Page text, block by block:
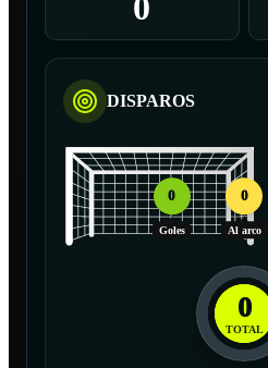
DISPAROS
0
Goles
0
Al arco
0
TOTAL